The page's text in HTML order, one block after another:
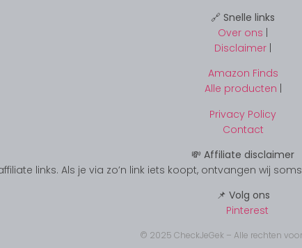
🔗 Snelle links
Over ons |
Disclaimer |
Amazon Finds
Alle producten
Privacy Policy
Contact
💸 Affiliate disclaimer
links. Als je via zo’n link iets koopt, ontvangen wij
📌 Volg ons
Pinterest
© 2025 CheckJeGek – Alle rechten